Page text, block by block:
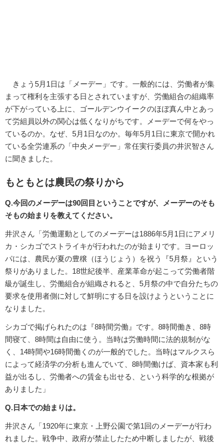
きょう5月1日は「メーデー」です。一般的には、労働者が集
まって権利を主張する日とされていますが、労働組合の組織率
が下がっている上に、ゴールデンウイークのほぼ真ん中とあっ
て労組員以外の関心は低くなりがちです。メーデーで何をやっ
ているのか。なぜ、5月1日なのか。毎年5月1日に東京で開かれ
ている全労連系の「中央メーデー」常任実行委員の井沢智さん
に聞きました。
もともとは農民の祭りから
Q.今回のメーデーは90回目ということですが、メーデーのそも
そもの始まりを教えてください。
井沢さん「労働運動としてのメーデーは1886年5月1日にアメリ
カ・シカゴでストライキが行われたのが始まりです。ヨーロッ
パには、農民が夏の豊穣（ほうじょう）を祝う『5月祭』という
祭りがありました。18世紀後半、産業革命が起こって労働者階
級が誕生し、労働組合が組織されると、5月祭の中で自分たちの
要求を使用者側に対して鮮明にする日を設けようということに
なりました。
シカゴで掲げられたのは『8時間労働』です。8時間働き、8時
間寝て、8時間は自由に使う。当時は労働時間に法的規制がな
く、14時間や16時間働くのが一般的でした。当時はマルクスら
によって経済学の分析も進んでいて、8時間働けば、資本家も利
益が出るし、労働者への賃金も出せる、という科学的な根拠が
ありました」
Q.日本での始まりは。
井沢さん「1920年に東京・上野公園で第1回のメーデーが行わ
れました。戦争中、政府が禁止したため中断しましたが、戦後